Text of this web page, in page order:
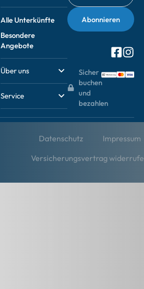
Alle Unterkünfte
Besondere
Angebote
Über uns
Service
Sicher
buchen
und
bezahlen
Datenschutz
Impressum
Versicherungsvertrag